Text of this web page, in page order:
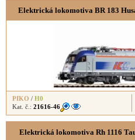
Elektrická lokomotiva BR 183
PIKO / H0
Kat. č.: 21616-46
Elektrická lokomotiva Rh 1116